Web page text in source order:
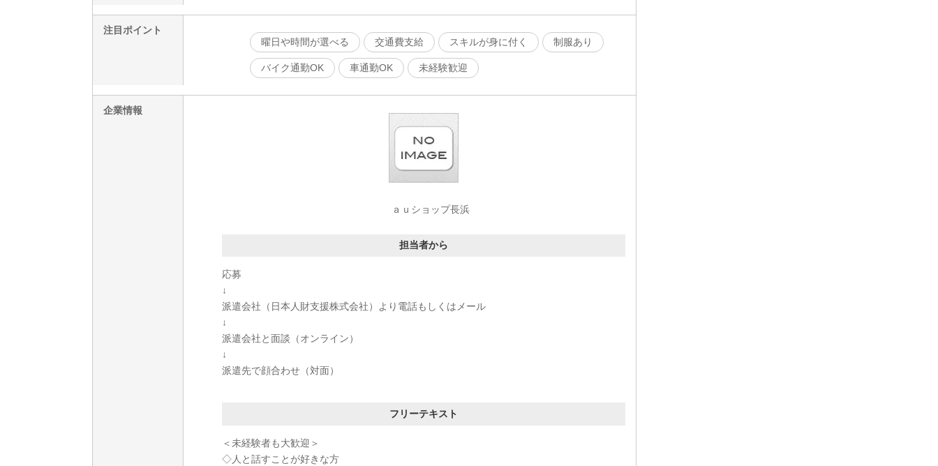
注目ポイント
曜日や時間が選べる
交通費支給 スキルが身に付く 制服あり
バイク通勤OK 車通勤OK 未経験歓迎
企業情報
ａｕショップ長浜
担当者から
応募
↓
派遣会社（日本人財支援株式会社）より電話もしくはメール
↓
派遣会社と面談（オンライン）
↓
派遣先で顔合わせ（対面）
フリーテキスト
＜未経験者も大歓迎＞
◇人と話すことが好きな方